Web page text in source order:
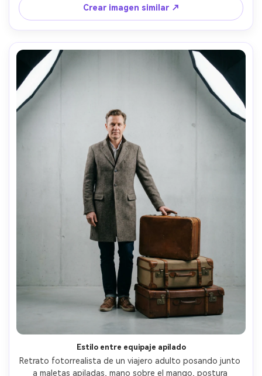
cuerpo, ambiente documental espontáneo, textura
realista de la piel, ojos nítidos, alta resolución, gradación
de color suave y fílmica --ar 4:5
Crear imagen similar ↗
Estilo entre equipaje apilado
Retrato fotorrealista de un viajero adulto posando junto
a maletas apiladas, mano sobre el mango, postura